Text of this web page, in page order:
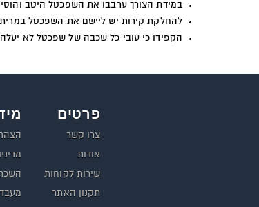
במידת הצורך ערבבו את השפכטל היטב
להחלקת קירות יש ליישם את השפכטל
הקפידו כי עובי כל שכבה של שפכטל לא יעלה על 1
פרטים
צרו קשר
אודות
שירות לקוחות
תקנון האתר